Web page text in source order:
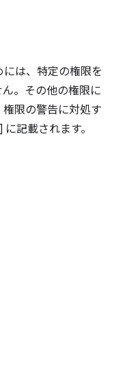
は、特定の権限を
。その他の権限に
限の警告に対処す
] に記載されます。